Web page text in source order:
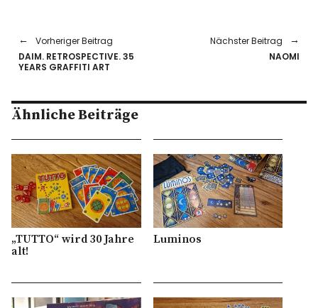
Vorheriger Beitrag
DAIM. RETROSPECTIVE. 35
YEARS GRAFFITI ART
Nächster Beitrag
NAOMI
Ähnliche Beiträge
„TUTTO“ wird 30 Jahre
alt!
Luminos